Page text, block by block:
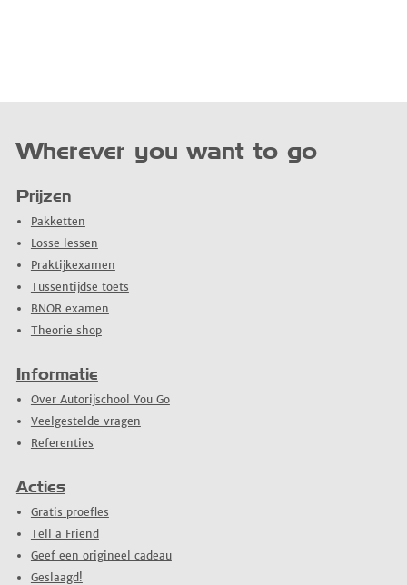
Wherever you want to go
Prijzen
Pakketten
Losse lessen
Praktijkexamen
Tussentijdse toets
BNOR examen
Theorie shop
Informatie
Over Autorijschool You Go
Veelgestelde vragen
Referenties
Acties
Gratis proefles
Tell a Friend
Geef een origineel cadeau
Geslaagd!